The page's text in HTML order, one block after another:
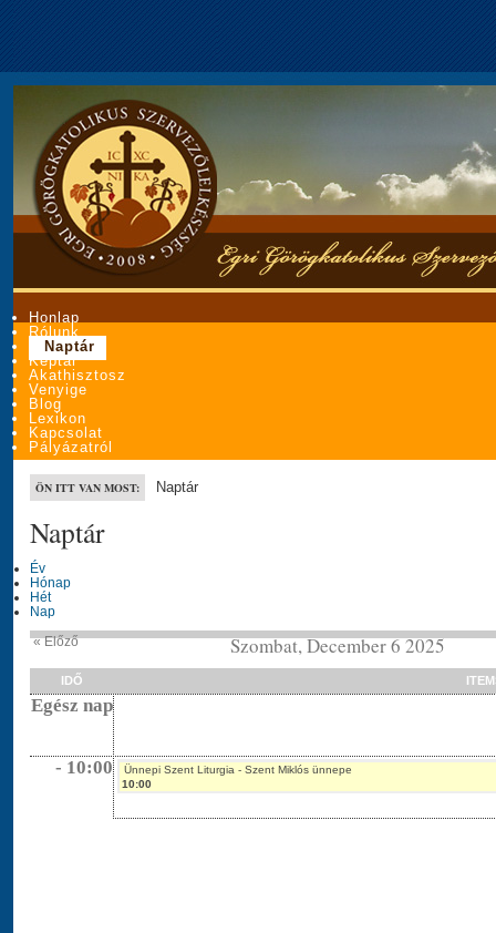
Honlap
Rólunk
Naptár
Képtár
Akathisztosz
Venyige
Blog
Lexikon
Kapcsolat
Pályázatról
ÖN ITT VAN MOST: Naptár
Naptár
Év
Hónap
Hét
Nap
« Előző
Szombat, December 6 2025
IDŐ
Egész nap
- 10:00
Ünnepi Szent Liturgia - Szent Miklós ünnepe
10:00